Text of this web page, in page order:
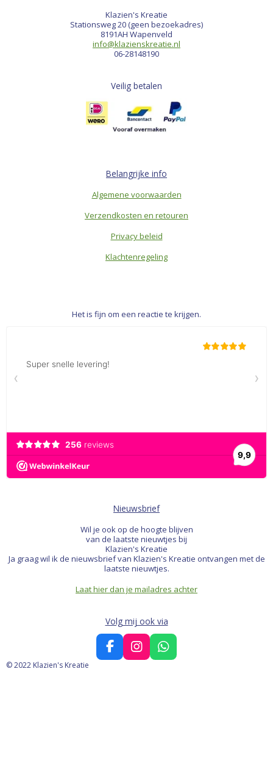
Klazien's Kreatie
Stationsweg 20 (geen bezoekadres)
8191AH Wapenveld
info@klazienskreatie.nl
06-28148190
Veilig betalen
Belangrijke info
Algemene voorwaarden
Verzendkosten en retouren
Privacy beleid
Klachtenregeling
Het is fijn om een reactie te krijgen.
Nieuwsbrief
Wil je ook op de hoogte blijven
van de laatste nieuwtjes bij
Klazien's Kreatie
Ja graag wil ik de nieuwsbrief van Klazien's Kreatie ontvangen met de
laatste nieuwtjes.
Laat hier dan je mailadres achter
Volg mij ook via
F
a
I
n
W
h
© 2022 Klazien's Kreatie